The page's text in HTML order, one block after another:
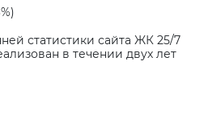
статистики сайта ЖК 25/7
в течении двух лет